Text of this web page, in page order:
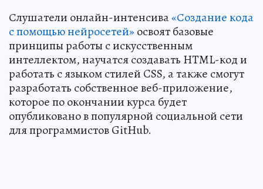
Слушатели онлайн-интенсива«Создание кода
с помощью нейросетей» освоят базовые
принципы работы с искусственным
интеллектом, научатся создавать HTML-код и
работать с языком стилей CSS, а также смогут
разработать собственное веб-приложение,
которое по окончании курса будет
опубликовано в популярной социальной сети
для программистов GitHub.